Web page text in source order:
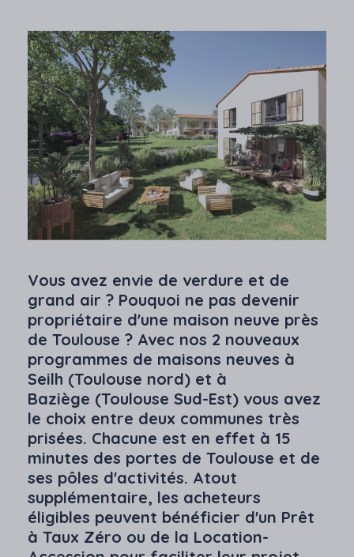
Vous avez envie de verdure et de
grand air ? Pouquoi ne pas devenir
propriétaire d'une maison neuve près
de Toulouse ? Avec nos 2 nouveaux
programmes de maisons neuves à
Seilh (Toulouse nord) et à
Baziège (Toulouse Sud-Est) vous avez
le choix entre deux communes très
prisées. Chacune est en effet à 15
minutes des portes de Toulouse et de
ses pôles d'activités. Atout
supplémentaire, les acheteurs
éligibles peuvent bénéficier d'un Prêt
à Taux Zéro ou de la Location-